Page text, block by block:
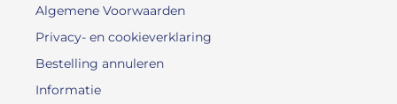
Algemene Voorwaarden
Privacy- en cookieverklaring
Bestelling annuleren
Informatie